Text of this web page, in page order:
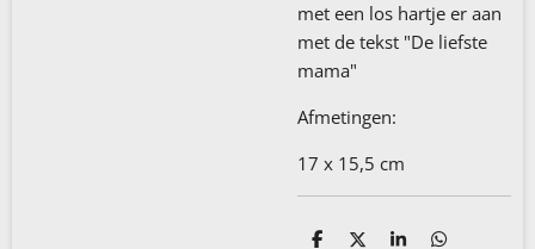
met een los hartje er aan
met de tekst "De liefste
mama"
Afmetingen:
17 x 15,5 cm